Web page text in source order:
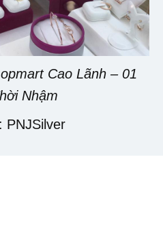
Cao Lãnh – 01
Nhậm
PNJSilver